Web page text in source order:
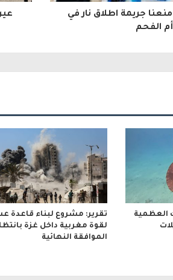
جريمة اطلاق نار في
أم الفحم
العظمية
تقرير: مشروع لبناء قاعدة
لقوة مغربية داخل غزة
الموافقة النهائية